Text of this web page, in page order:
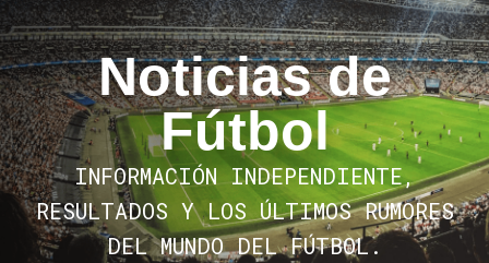
Saltar
al
contenido
Noticias de
Fútbol
INFORMACIÓN INDEPENDIENTE,
RESULTADOS Y LOS ÚLTIMOS RUMORES
DEL MUNDO DEL FÚTBOL.